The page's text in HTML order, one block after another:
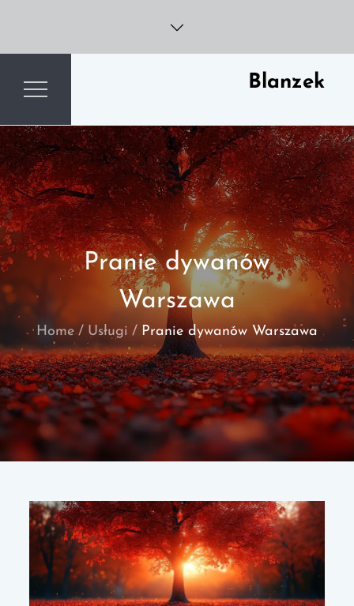
content
Blanzek
Pranie dywanów
Warszawa
Home Usługi Pranie dywanów Warszawa